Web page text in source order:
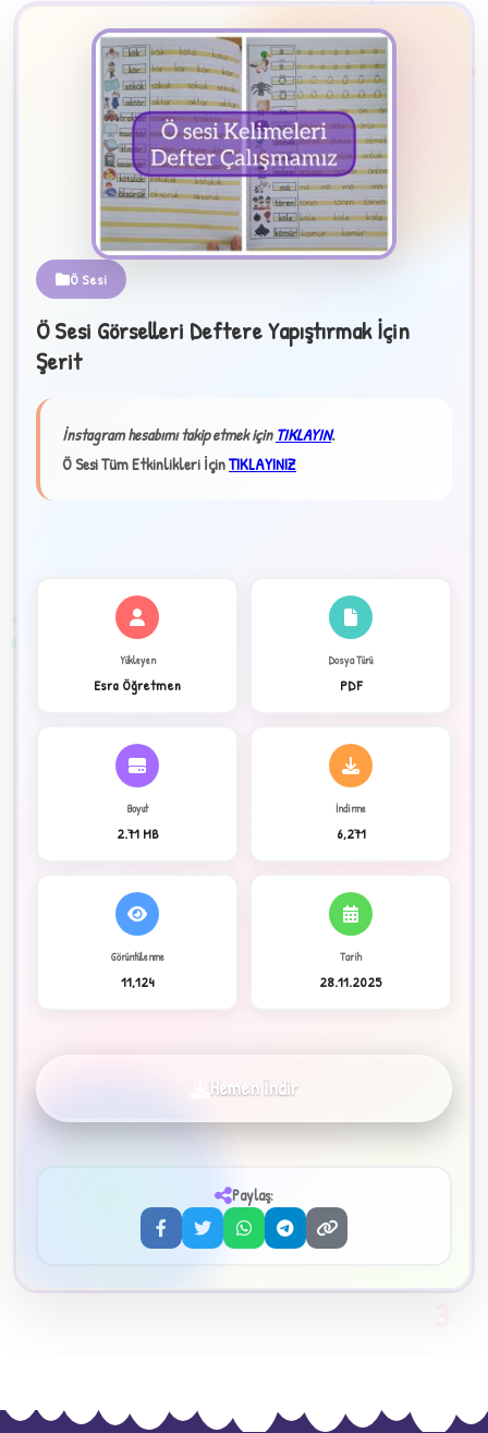
✧
Ö Sesi
Ö Sesi Görselleri Deftere Yapıştırmak İçin
Şerit
İnstagram hesabımı takip etmek içinTIKLAYIN.
Ö Sesi Tüm Etkinlikleri İçinTIKLAYINIZ
Yükleyen
Esra Öğretmen
Dosya Türü
PDF
Boyut
2.71 MB
İndirme
6,271
Görüntülenme
11,124
Tarih
28.11.2025
Hemen İndir
Paylaş: